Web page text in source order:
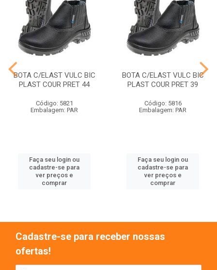
BOTA C/ELAST VULC BIC
PLAST COUR PRET 44
Código: 5821
Embalagem: PAR
Faça seu login ou
cadastre-se para
ver preços e
comprar
BOTA C/ELAST VULC BIC
PLAST COUR PRET 39
Código: 5816
Embalagem: PAR
Faça seu login ou
cadastre-se para
ver preços e
comprar
Cadastre-se para receber nossas
ofertas!